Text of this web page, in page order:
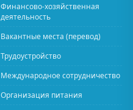
Финансово-хозяйственная
деятельность
Вакантные места (перевод)
Трудоустройство
Международное сотрудничество
Организация питания